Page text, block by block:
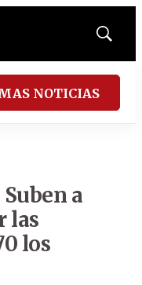
Mostrar
NOTICIAS
a
las
los